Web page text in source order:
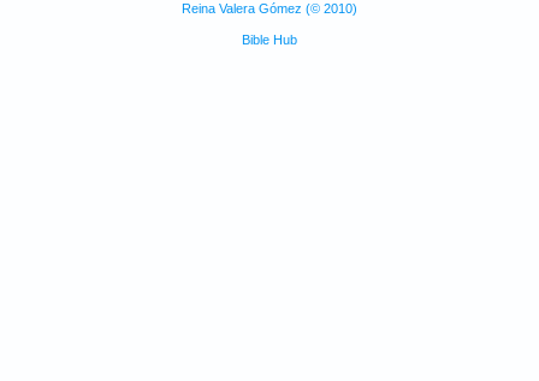
Reina Valera Gómez (© 2010)
Bible Hub